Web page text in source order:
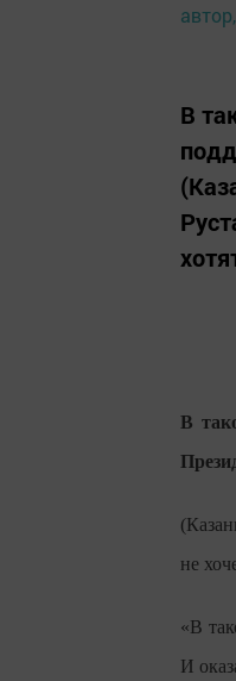
автор,
В
В
не
«В
И